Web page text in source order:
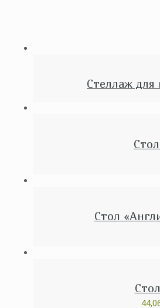
Стеллаж для
Стол